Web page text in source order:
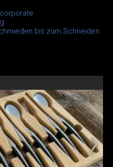
bis zum Schneiden